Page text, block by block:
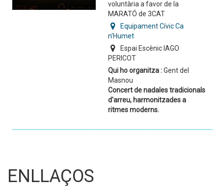
voluntària a favor de la
MARATÓ de 3CAT
Equipament Cívic Ca
n'Humet
Espai Escènic IAGO
PERICOT
Qui ho organitza :Gent del
Masnou
Concert de nadales tradicionals
d'arreu, harmonitzades a
ritmes moderns.
ENLLAÇOS